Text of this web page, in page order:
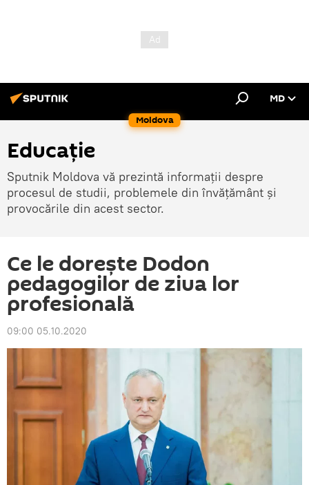
Moldova
MD
Educație
Sputnik Moldova vă prezintă informații despre
procesul de studii, problemele din învățământ și
provocările din acest sector.
Ce le dorește Dodon
pedagogilor de ziua lor
profesională
09:00 05.10.2020